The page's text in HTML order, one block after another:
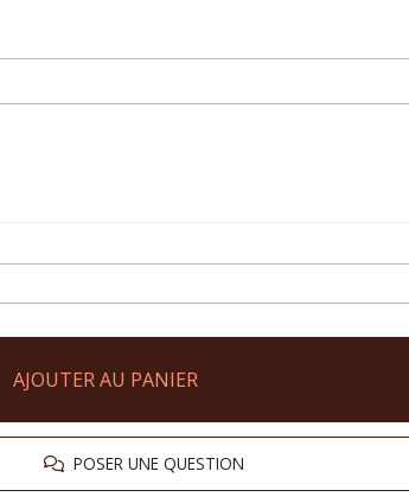
AJOUTER AU PANIER
POSER UNE QUESTION